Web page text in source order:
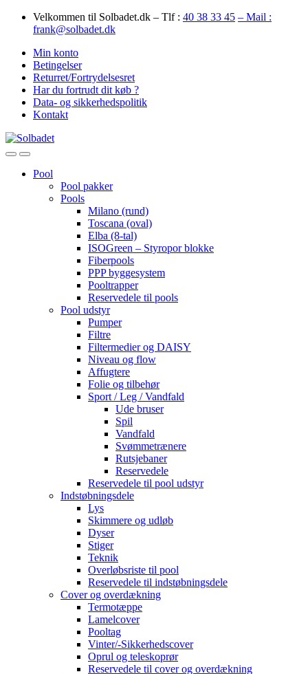
Skip
Skip
Velkommen til Solbadet.dk – Tlf : 40 38 33 45 – Mail :
frank@solbadet.dk
Min konto
Betingelser
Returret/Fortrydelsesret
Har du fortrudt dit køb ?
Data- og sikkerhedspolitik
Kontakt
OpenClose
Pool
Pool pakker
Pools
Milano (rund)
Toscana (oval)
Elba (8-tal)
ISOGreen – Styropor blokke
Fiberpools
PPP byggesystem
Pooltrapper
Reservedele til pools
Pool udstyr
Pumper
Filtre
Filtermedier og DAISY
Niveau og flow
Affugtere
Folie og tilbehør
Sport / Leg / Vandfald
Ude bruser
Spil
Vandfald
Svømmetrænere
Rutsjebaner
Reservedele
Reservedele til pool udstyr
Indstøbningsdele
Lys
Skimmere og udløb
Dyser
Stiger
Teknik
Overløbsriste til pool
Reservedele til indstøbningsdele
Cover og overdækning
Termotæppe
Lamelcover
Pooltag
Vinter/-Sikkerhedscover
Oprul og teleskoprør
Reservedele til cover og overdækning